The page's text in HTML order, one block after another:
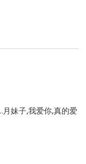
妹子,我爱你,真的爱